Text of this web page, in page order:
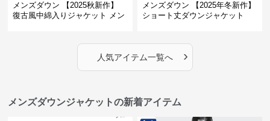
メンズダウン 【2025秋新作】
復古風中綿入りジャケット メン
メンズダウン 【2025年冬新作】
ショート丈ダウンジャケット
人気アイテム一覧へ ›
メンズダウンジャケットの新着アイテム